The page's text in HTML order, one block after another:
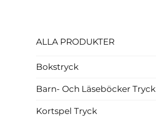
ALLA PRODUKTER
Bokstryck
Barn- Och Läseböcker Tryck
Kortspel Tryck